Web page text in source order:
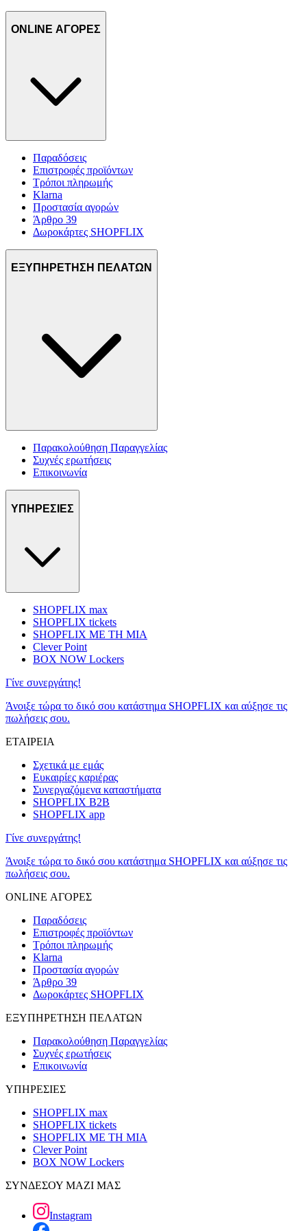
ONLINE ΑΓΟΡΕΣ
Παραδόσεις
Επιστροφές προϊόντων
Τρόποι πληρωμής
Klarna
Προστασία αγορών
Άρθρο 39
Δωροκάρτες SHOPFLIX
ΕΞΥΠΗΡΕΤΗΣΗ ΠΕΛΑΤΩΝ
Παρακολούθηση Παραγγελίας
Συχνές ερωτήσεις
Επικοινωνία
ΥΠΗΡΕΣΙΕΣ
SHOPFLIX max
SHOPFLIX tickets
SHOPFLIX ΜΕ ΤΗ ΜΙΑ
Clever Point
BOX NOW Lockers
Γίνε συνεργάτης!
Άνοιξε τώρα το δικό σου κατάστημα SHOPFLIX και αύξησε τις
πωλήσεις σου.
ΕΤΑΙΡΕΙΑ
Σχετικά με εμάς
Ευκαιρίες καριέρας
Συνεργαζόμενα καταστήματα
SHOPFLIX B2B
SHOPFLIX app
Γίνε συνεργάτης!
Άνοιξε τώρα το δικό σου κατάστημα SHOPFLIX και αύξησε τις
πωλήσεις σου.
ONLINE ΑΓΟΡΕΣ
Παραδόσεις
Επιστροφές προϊόντων
Τρόποι πληρωμής
Klarna
Προστασία αγορών
Άρθρο 39
Δωροκάρτες SHOPFLIX
ΕΞΥΠΗΡΕΤΗΣΗ ΠΕΛΑΤΩΝ
Παρακολούθηση Παραγγελίας
Συχνές ερωτήσεις
Επικοινωνία
ΥΠΗΡΕΣΙΕΣ
SHOPFLIX max
SHOPFLIX tickets
SHOPFLIX ΜΕ ΤΗ ΜΙΑ
Clever Point
BOX NOW Lockers
ΣΥΝΔΕΣΟΥ ΜΑΖΙ ΜΑΣ
Instagram